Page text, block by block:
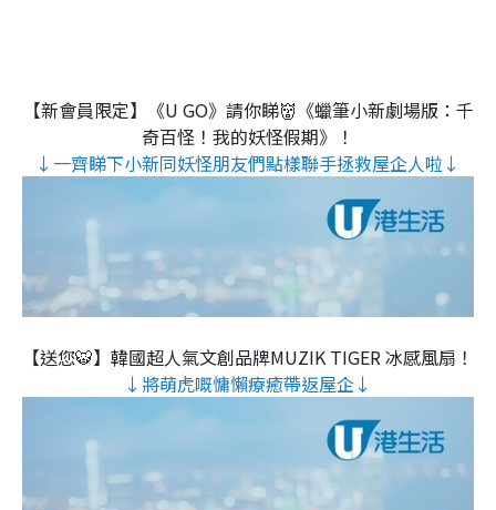
【新會員限定】《U GO》請你睇👹《蠟筆小新劇場版：千
奇百怪！我的妖怪假期》！
↓一齊睇下小新同妖怪朋友們點樣聯手拯救屋企人啦↓
【送您🐯】韓國超人氣文創品牌MUZIK TIGER 冰感風扇！
↓將萌虎嘅慵懶療癒帶返屋企↓